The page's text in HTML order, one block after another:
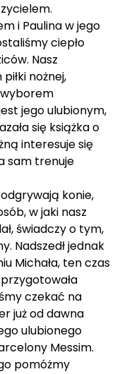
i Paulina w jego
ciepło
Nasz
nożnej,
jego ulubionym,
się książka o
interesuje się
sam trenuje
konie,
w jaki nasz
świadczy o tym,
Nadszedł jednak
Michała, ten czas
czekać na
już od dawna
ulubionego
Messim.
pomóżmy